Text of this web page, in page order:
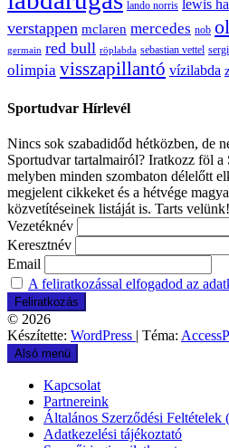
lando norris lewis
verstappen mclaren mercedes nob
germain red bull röplabda sebastian vettel
olimpia visszapillantó vízilabda
Sportudvar Hírlevél
Nincs sok szabadidőd hétközben, de
Sportudvar tartalmairól? Iratkozz föl
melyben minden szombaton délelőtt
megjelent cikkeket és a hétvége
közvetítéseinek listáját is. Tarts velünk!
Vezetéknév
Keresztnév
Email
A feliratkozással elfogadod az
© 2026
Készítette: WordPress | Téma:
Alsó menü
Kapcsolat
Partnereink
Általános Szerződési Feltételek
Adatkezelési tájékoztató